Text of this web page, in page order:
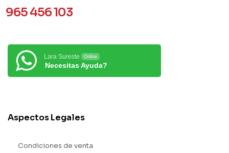
965 456 103
Lara Sureste Online
Necesitas Ayuda?
Aspectos Legales
Condiciones de venta